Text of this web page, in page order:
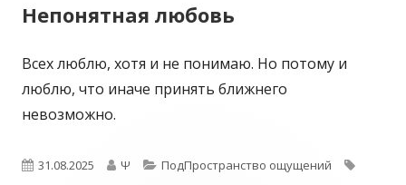
Непонятная любовь
Всех люблю, хотя и не понимаю. Но потому и
люблю, что иначе принять ближнего
невозможно.
Опубликовано
31.08.2025 Автор
Ψ Рубрики
ПодПространство ощущений